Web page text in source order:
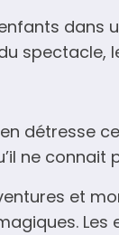
dans
spectacle,
détresse
ne connait
et